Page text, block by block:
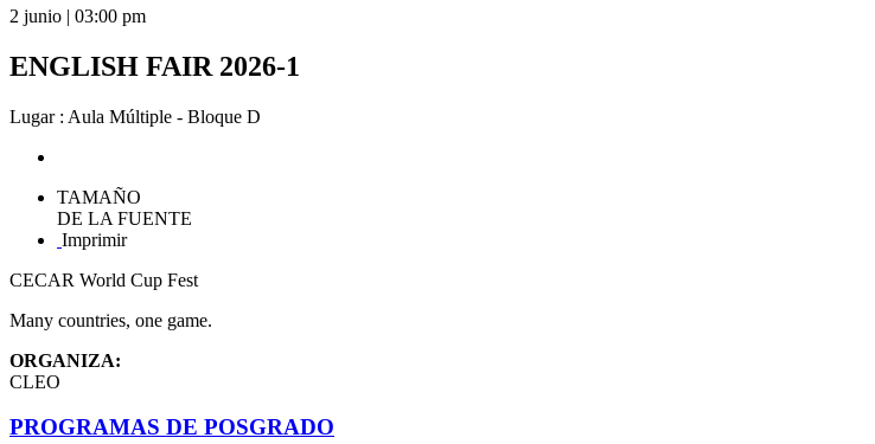
2 junio | 03:00 pm
ENGLISH FAIR 2026-1
Lugar : Aula Múltiple - Bloque D
TAMAÑO
DE LA FUENTE
Imprimir
CECAR World Cup Fest
Many countries, one game.
ORGANIZA:
CLEO
PROGRAMAS DE POSGRADO